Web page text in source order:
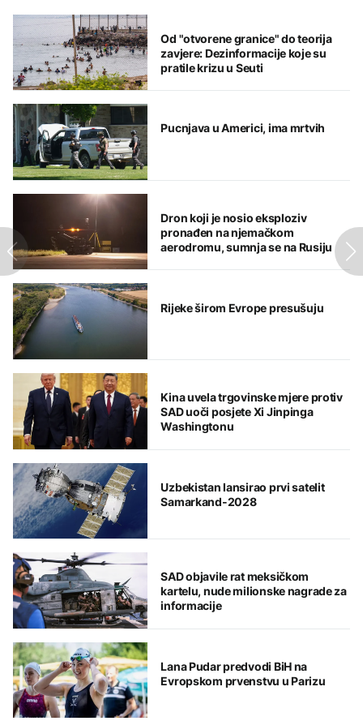
Od "otvorene granice" do teorija
zavjere: Dezinformacije koje su
pratile krizu u Seuti
Pucnjava u Americi, ima mrtvih
Dron koji je nosio eksploziv
pronađen na njemačkom
aerodromu, sumnja se na Rusiju
Rijeke širom Evrope presušuju
Kina uvela trgovinske mjere protiv
SAD uoči posjete Xi Jinpinga
Washingtonu
Uzbekistan lansirao prvi satelit
Samarkand-2028
SAD objavile rat meksičkom
kartelu, nude milionske nagrade za
informacije
Lana Pudar predvodi BiH na
Evropskom prvenstvu u Parizu